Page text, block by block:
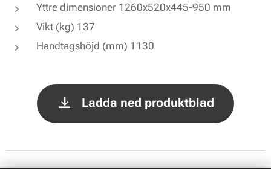
Yttre dimensioner 1260x520x445-950 mm
Vikt (kg) 137
Handtagshöjd (mm) 1130
Ladda ned produktblad